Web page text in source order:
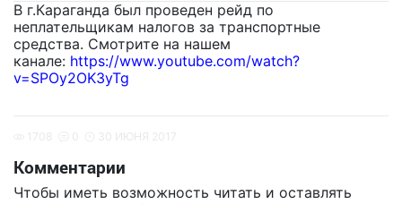
В г.Караганда был проведен рейд по
неплательщикам налогов за транспортные
средства. Смотрите на нашем
канале: https://www.youtube.com/watch?
v=SPOy2OK3yTg
Комментарии
Чтобы иметь возможность читать и оставлять